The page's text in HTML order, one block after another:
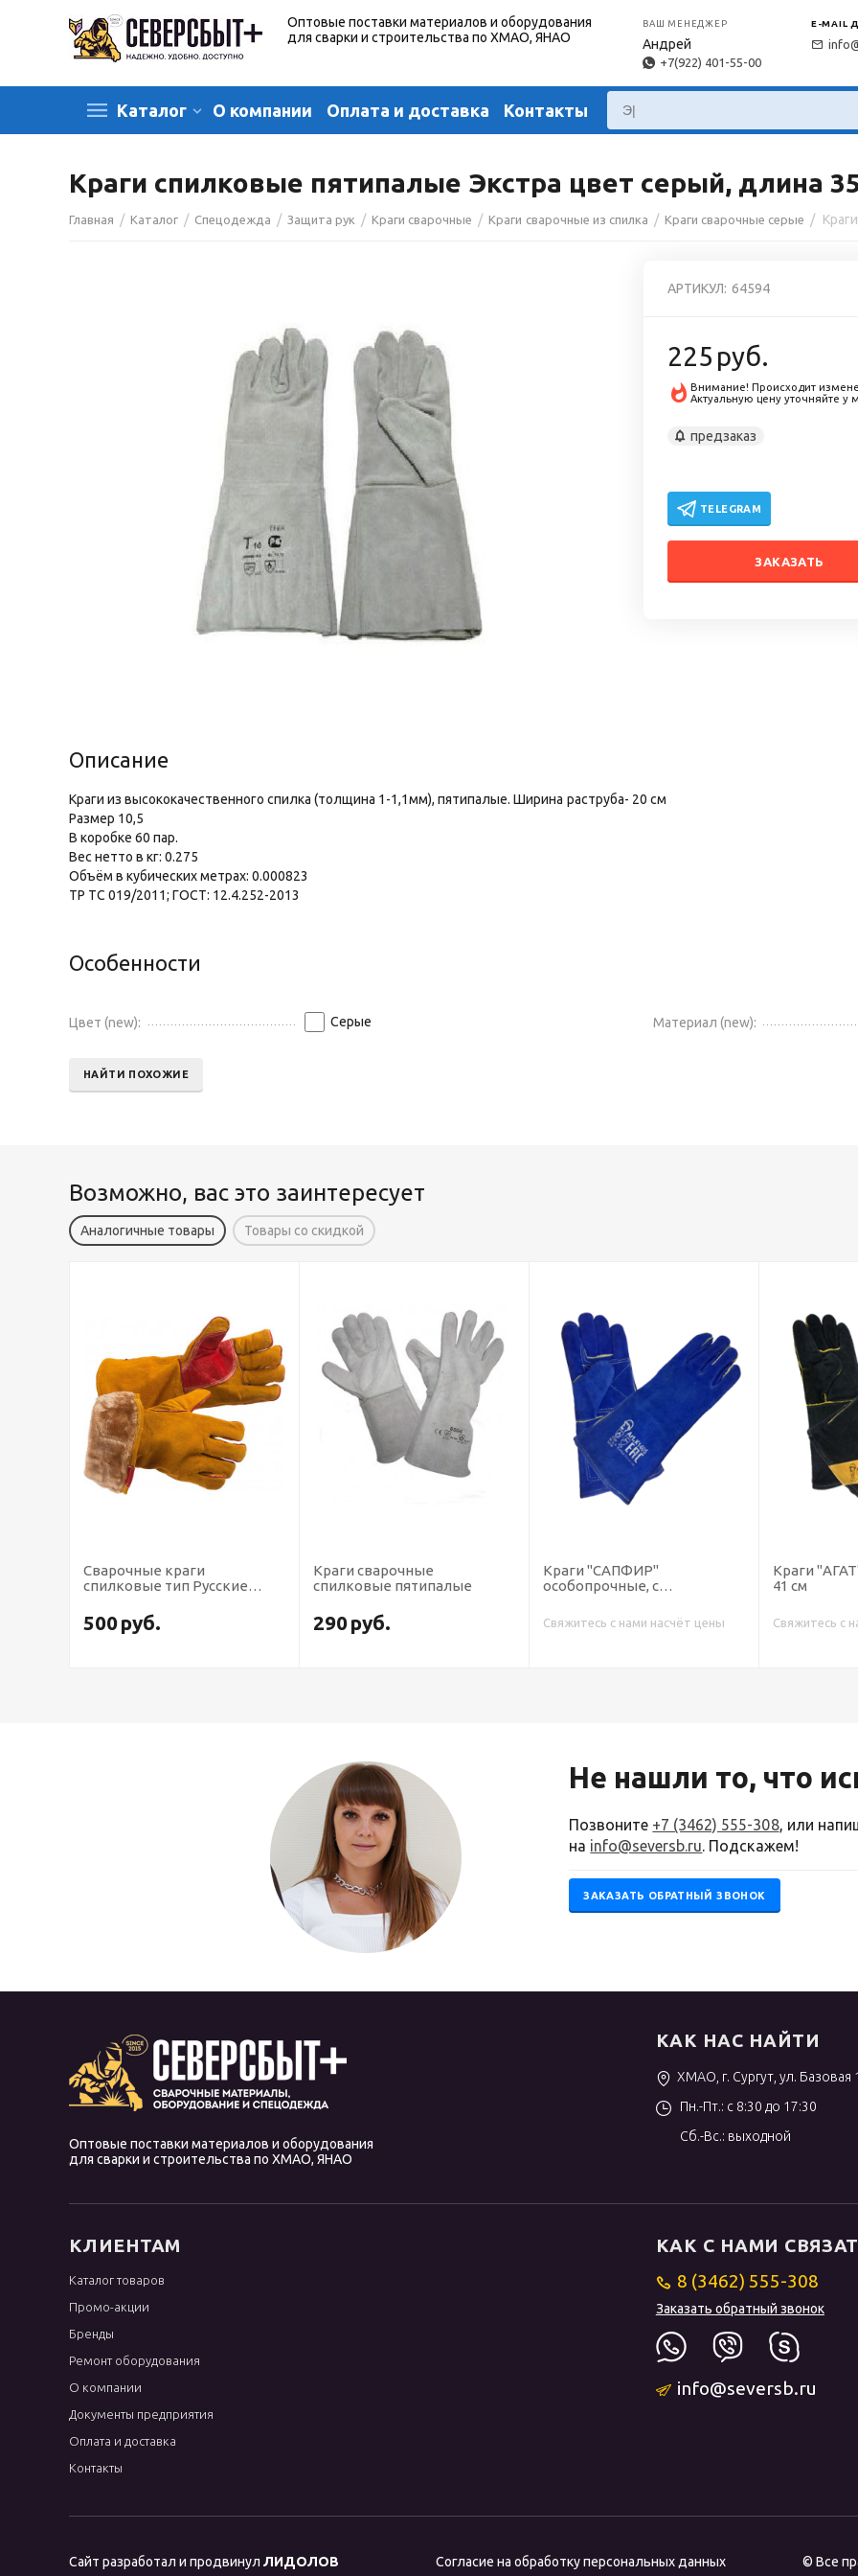
Оптовые поставки материалов и оборудования
для сварки и строительства по ХМАО, ЯНАО
ВАШ МЕНЕДЖЕР
Андрей
+7(922) 401-55-00
E-MAIL
Каталог О компании Оплата и доставка Контакты
Краги спилковые пятипалые Экстра цвет серый, длина
Главная / Каталог / Спецодежда / Защита рук / Краги сварочные / Краги сварочные из спилка / Краги сварочные серые /
АРТИКУЛ: 64594
225 руб.
Внимание! Происходит
Актуальную цену уточняйте у
предзаказ
TELEGRAM
ЗАКАЗАТЬ
Описание
Краги из высококачественного спилка (толщина 1-1,1мм), пятипалые. Ширина раструба- 20 см
Размер 10,5
В коробке 60 пар.
Вес нетто в кг: 0.275
Объём в кубических метрах: 0.000823
ТР ТС 019/2011; ГОСТ: 12.4.252-2013
Особенности
Цвет (new): Серые Материал (new):
НАЙТИ ПОХОЖИЕ
Возможно, вас это заинтересует
Аналогичные товары Товары со скидкой
Сварочные краги
спилковые тип Русские
500руб.
Краги сварочные
спилковые пятипалые
290руб.
Краги "САПФИР"
особопрочные, с
Свяжитесь с нами насчёт цены
Краги
41 см
Свяжитесь с
Не нашли то, что
Позвоните +7 (3462) 555-308, или
на info@seversb.ru. Подскажем!
ЗАКАЗАТЬ ОБРАТНЫЙ ЗВОНОК
Оптовые поставки материалов и оборудования
для сварки и строительства по ХМАО, ЯНАО
КАК НАС НАЙТИ
ХМАО, г. Сургут, ул. Базовая
Пн.-Пт.: с 8:30 до 17:30
Сб.-Вс.: выходной
КЛИЕНТАМ
Каталог товаров
Промо-акции
Бренды
Ремонт оборудования
О компании
Документы предприятия
Оплата и доставка
Контакты
КАК С НАМИ
8 (3462) 555-308
Заказать обратный звонок
info@seversb.ru
Сайт разработал и продвинулЛИДОЛОВ Согласие на обработку персональных данных © Все